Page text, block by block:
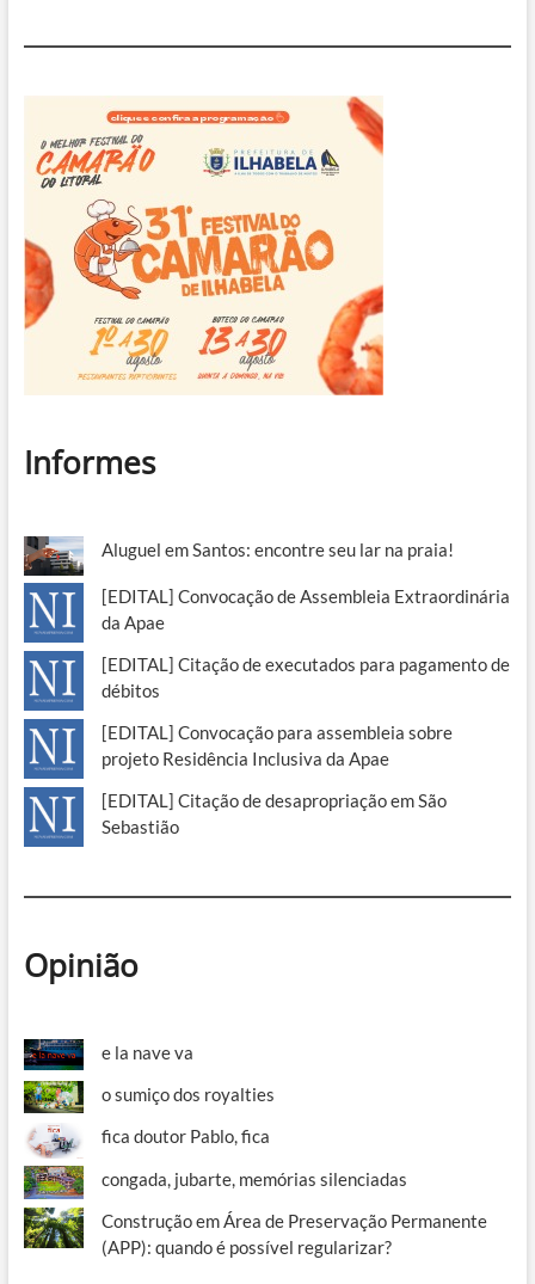
Informes
Aluguel em Santos: encontre seu lar na praia!
[EDITAL] Convocação de Assembleia Extraordinária
da Apae
[EDITAL] Citação de executados para pagamento de
débitos
[EDITAL] Convocação para assembleia sobre
projeto Residência Inclusiva da Apae
[EDITAL] Citação de desapropriação em São
Sebastião
Opinião
e la nave va
o sumiço dos royalties
fica doutor Pablo, fica
congada, jubarte, memórias silenciadas
Construção em Área de Preservação Permanente
(APP): quando é possível regularizar?